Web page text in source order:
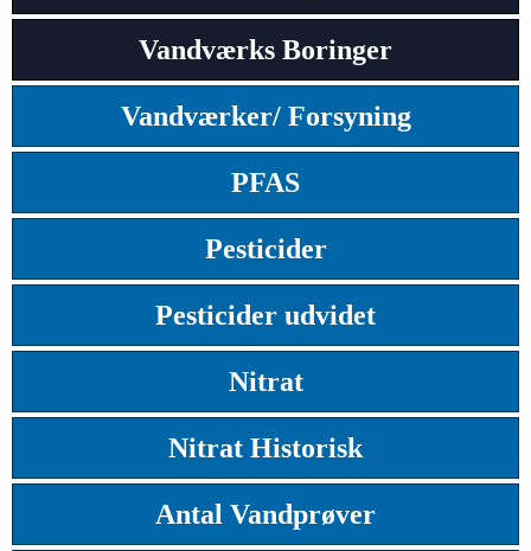
Vandværks Boringer
Vandværker/ Forsyning
PFAS
Pesticider
Pesticider udvidet
Nitrat
Nitrat Historisk
Antal Vandprøver